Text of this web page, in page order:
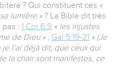
? Qui constituent ces «
lumière » ? La Bible dit très
pas : 1 Cor.6:9 « les injustes
de Dieu » ; Gal.5:19-21 « (Je
je l’ai déjà dit, que ceux qui
la chair sont manifestes, ce